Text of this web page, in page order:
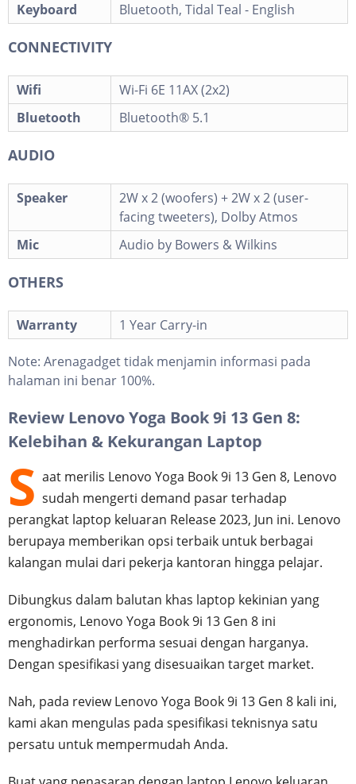
Keyboard
Bluetooth, Tidal Teal - English
CONNECTIVITY
Wifi
Wi-Fi 6E 11AX (2x2)
Bluetooth
Bluetooth® 5.1
AUDIO
Speaker
2W x 2 (woofers) + 2W x 2 (user-
facing tweeters), Dolby Atmos
Mic
Audio by Bowers & Wilkins
OTHERS
Warranty 1 Year Carry-in
Note: Arenagadget tidak menjamin informasi pada
halaman ini benar 100%.
Review Lenovo Yoga Book 9i 13 Gen 8:
Kelebihan & Kekurangan Laptop
S aat merilis Lenovo Yoga Book 9i 13 Gen 8, Lenovo
sudah mengerti demand pasar terhadap
perangkat laptop keluaran Release 2023, Jun ini. Lenovo
berupaya memberikan opsi terbaik untuk berbagai
kalangan mulai dari pekerja kantoran hingga pelajar.
Dibungkus dalam balutan khas laptop kekinian yang
ergonomis, Lenovo Yoga Book 9i 13 Gen 8 ini
menghadirkan performa sesuai dengan harganya.
Dengan spesifikasi yang disesuaikan target market.
Nah, pada review Lenovo Yoga Book 9i 13 Gen 8 kali ini,
kami akan mengulas pada spesifikasi teknisnya satu
persatu untuk mempermudah Anda.